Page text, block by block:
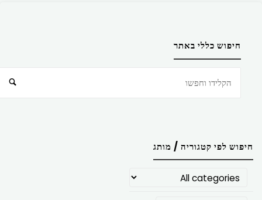
חיפוש כללי באתר
חיפוש לפי קטגוריה / מותג